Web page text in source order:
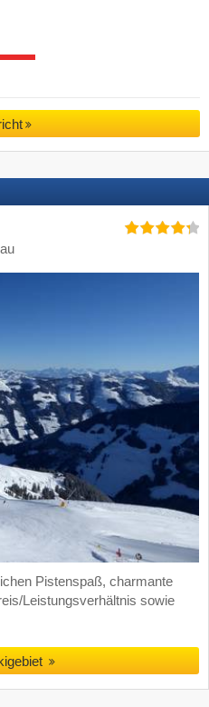
Pistenspaß, charmante
Leistungsverhältnis sowie